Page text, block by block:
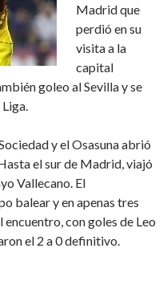
Madrid que
perdió en su
visita a la
capital
goleo al Sevilla y se
y el Osasuna abrió
el sur de Madrid, viajó
Vallecano. El
balear y en apenas tres
con goles de Leo
el 2 a 0 definitivo.